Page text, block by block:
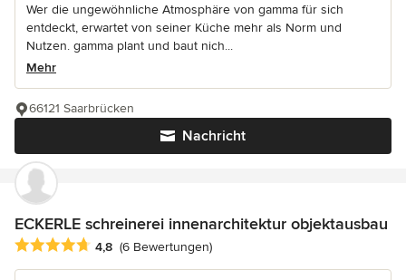
Wer die ungewöhnliche Atmosphäre von gamma für sich
entdeckt, erwartet von seiner Küche mehr als Norm und
Nutzen. gamma plant und baut nich...
Mehr
Nachricht
66121 Saarbrücken
ECKERLE schreinerei innenarchitektur objektausbau
Durchschnittliche Bewertung: 4.8 von 5 Sternen
4,8 (6 Bewertungen)